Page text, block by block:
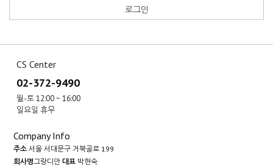
로그인
CS Center
02-372-9490
월-토 12:00 ~ 16:00
일요일 휴무
Company Info
주소 서울 서대문구 거북골로 199
회사명그랑디안대표 박현숙